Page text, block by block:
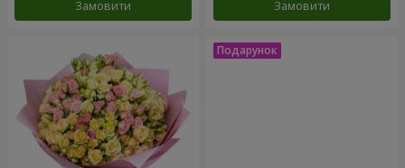
Замовити Замовити